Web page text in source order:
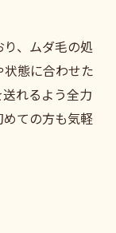
、ムダ毛の処
態に合わせた
れるよう全力
ての方も気軽